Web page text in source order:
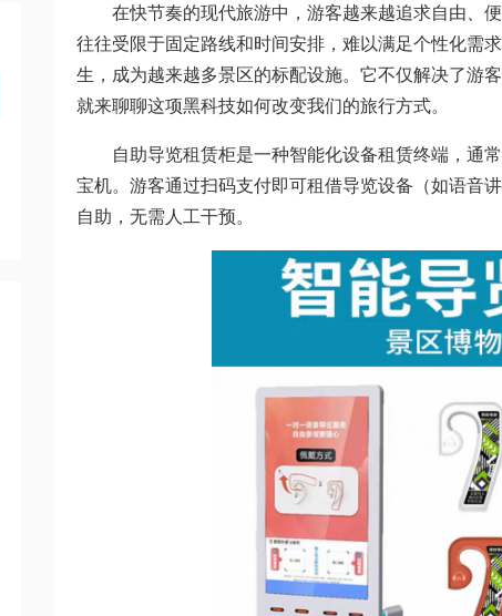
在快节奏的现代旅游中，游客越来越追求自由、
往往受限于固定路线和时间安排，难以满足个性化需
生，成为越来越多景区的标配设施。它不仅解决了游
就来聊聊这项黑科技如何改变我们的旅行方式。
自助导览租赁柜是一种智能化设备租赁终端，通
宝机。游客通过扫码支付即可租借导览设备（如语音
自助，无需人工干预。